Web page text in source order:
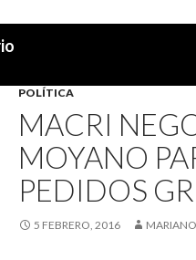
POLÍTICA
MACRI
MOYANO
PEDIDOS
5 FEBRERO, 2016